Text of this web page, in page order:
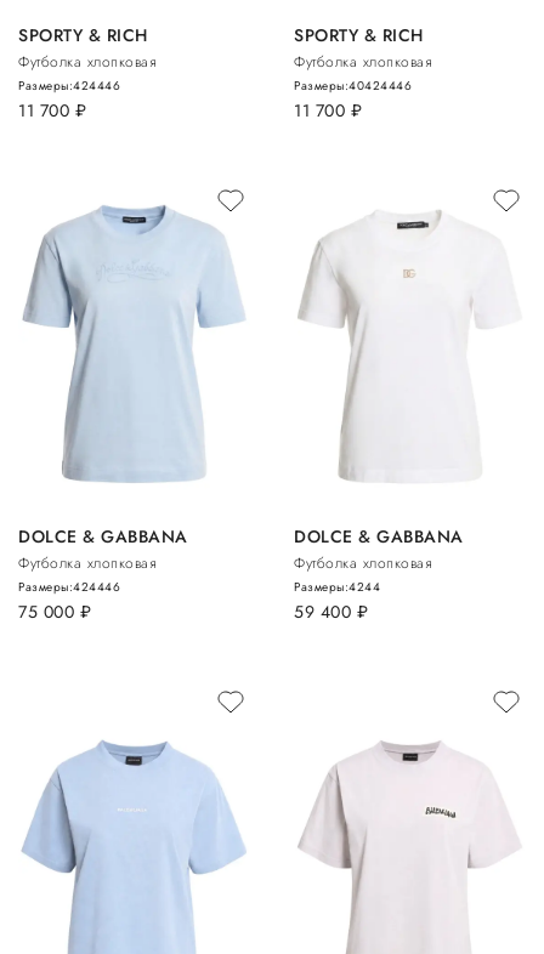
SPORTY & RICH
Футболка хлопковая
11 700 руб.
Размеры:424446
SPORTY & RICH
Футболка хлопковая
11 700 руб.
Размеры:40424446
DOLCE & GABBANA
Футболка хлопковая
75 000 руб.
Размеры:424446
DOLCE & GABBANA
Футболка хлопковая
59 400 руб.
Размеры:4244